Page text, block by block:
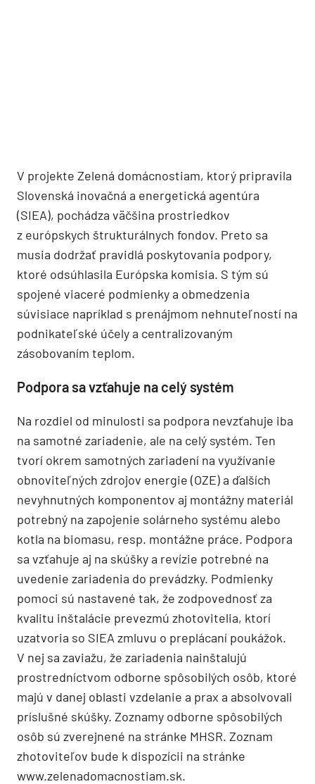
V projekte Zelená domácnostiam, ktorý pripravila
Slovenská inovačná a energetická agentúra
(SIEA), pochádza väčšina prostriedkov
z európskych štrukturálnych fondov. Preto sa
musia dodržať pravidlá poskytovania podpory,
ktoré odsúhlasila Európska komisia. S tým sú
spojené viaceré podmienky a obmedzenia
súvisiace napríklad s prenájmom nehnuteľností na
podnikateľské účely a centralizovaným
zásobovaním teplom.
Podpora sa vzťahuje na celý systém
Na rozdiel od minulosti sa podpora nevzťahuje iba
na samotné zariadenie, ale na celý systém. Ten
tvorí okrem samotných zariadení na využívanie
obnoviteľných zdrojov energie (OZE) a ďalších
nevyhnutných komponentov aj montážny materiál
potrebný na zapojenie solárneho systému alebo
kotla na biomasu, resp. montážne práce. Podpora
sa vzťahuje aj na skúšky a revízie potrebné na
uvedenie zariadenia do prevádzky. Podmienky
pomoci sú nastavené tak, že zodpovednosť za
kvalitu inštalácie prevezmú zhotovitelia, ktorí
uzatvoria so SIEA zmluvu o preplácaní poukážok.
V nej sa zaviažu, že zariadenia nainštalujú
prostredníctvom odborne spôsobilých osôb, ktoré
majú v danej oblasti vzdelanie a prax a absolvovali
príslušné skúšky. Zoznamy odborne spôsobilých
osôb sú zverejnené na stránke MHSR. Zoznam
zhotoviteľov bude k dispozícii na stránke
www.zelenadomacnostiam.sk.